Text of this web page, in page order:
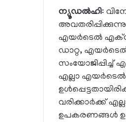
ന്യൂഡല്‍ഹി:
എയര്‍ടെല്‍
ഡാറ്റ,
സംയോജിപ്പിച്ച്
എല്ലാ
വരിക്കാര്‍ക്ക്
ഉപകരണങ്ങള്‍